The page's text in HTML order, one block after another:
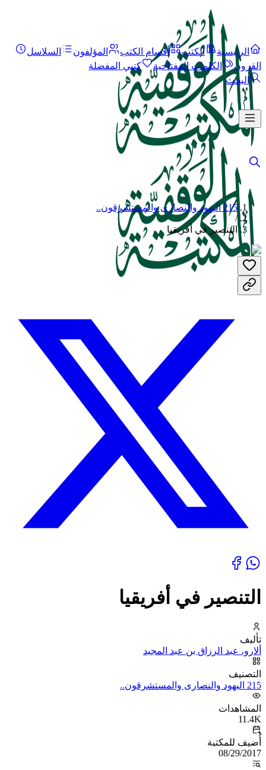
الرئيسية الكتب أقسام الكتب المؤلفون
السلاسل
القرون
الكلمات المفتاحية
كتبي المفضلة
البحث
215 اليهود والنصارى والمستشرقون..
/
التنصير في أفريقيا
التنصير في أفريقيا
تأليف
ألارو، عبد الرزاق بن عبد المجيد
التصنيف
215 اليهود والنصارى والمستشرقون..
المشاهدات
11.4K
أُضيف للمكتبة
08/29/2017